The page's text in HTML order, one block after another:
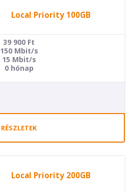
Local Priority 100GB
39 900 Ft
150 Mbit/s
15 Mbit/s
0 hónap
RÉSZLETEK
Local Priority 200GB